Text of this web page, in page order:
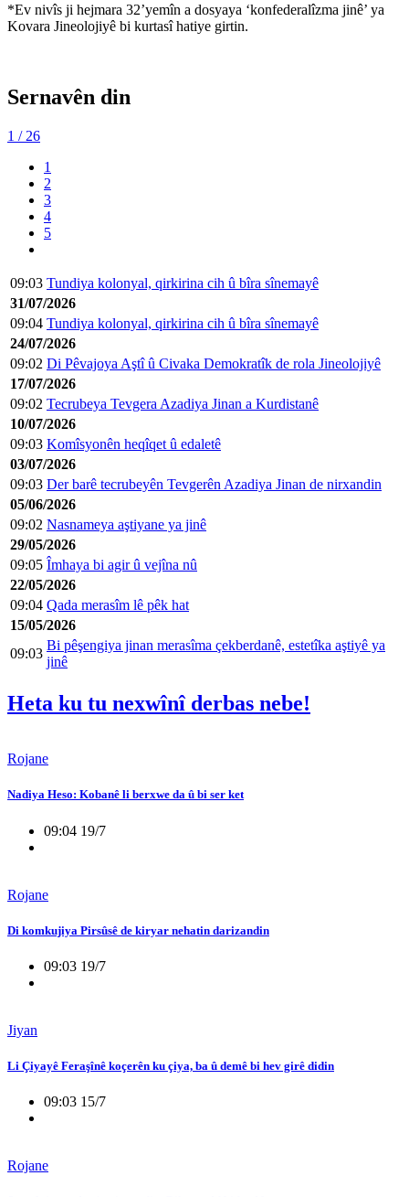
*Ev nivîs ji hejmara 32’yemîn a dosyaya ‘konfederalîzma jinê’ ya
Kovara Jineolojiyê bi kurtasî hatiye girtin.
Sernavên din
1 / 26
1
2
3
4
5
09:03 Tundiya kolonyal, qirkirina cih û bîra sînemayê
31/07/2026
09:04 Tundiya kolonyal, qirkirina cih û bîra sînemayê
24/07/2026
09:02 Di Pêvajoya Aştî û Civaka Demokratîk de rola Jineolojiyê
17/07/2026
09:02 Tecrubeya Tevgera Azadiya Jinan a Kurdistanê
10/07/2026
09:03 Komîsyonên heqîqet û edaletê
03/07/2026
09:03 Der barê tecrubeyên Tevgerên Azadiya Jinan de nirxandin
05/06/2026
09:02 Nasnameya aştiyane ya jinê
29/05/2026
09:05 Îmhaya bi agir û vejîna nû
22/05/2026
09:04 Qada merasîm lê pêk hat
15/05/2026
09:03
Bi pêşengiya jinan merasîma çekberdanê, estetîka aştiyê ya
jinê
Heta ku tu nexwînî derbas nebe!
Rojane
Nadiya Heso: Kobanê li berxwe da û bi ser ket
09:04 19/7
Rojane
Di komkujiya Pirsûsê de kiryar nehatin darizandin
09:03 19/7
Jiyan
Li Çiyayê Feraşînê koçerên ku çiya, ba û demê bi hev girê didin
09:03 15/7
Rojane